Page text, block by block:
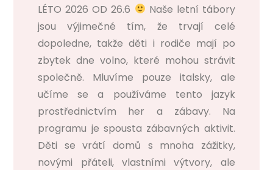
LÉTO 2026 OD 26.6
Naše letní tábory
jsou výjimečné tím, že trvají celé
dopoledne, takže děti i rodiče mají po
zbytek dne volno, které mohou strávit
společně. Mluvíme pouze italsky, ale
učíme se a používáme tento jazyk
prostřednictvím her a zábavy. Na
programu je spousta zábavných aktivit.
Děti se vrátí domů s mnoha zážitky,
novými přáteli, vlastními výtvory, ale